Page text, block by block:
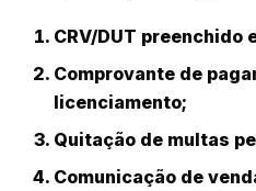
CRV/DUT preenchido
Comprovante de
licenciamento;
Quitação de multas
Comunicação de